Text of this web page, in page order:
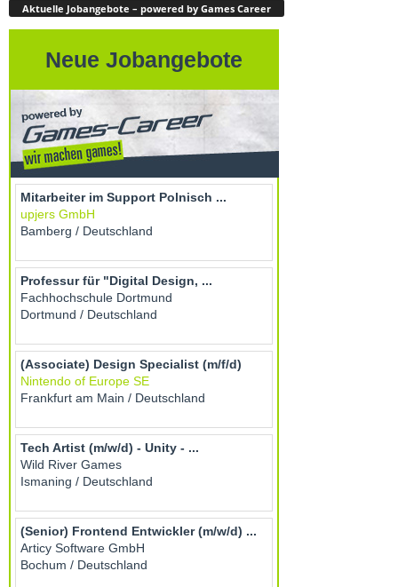
Aktuelle Jobangebote – powered by Games Career